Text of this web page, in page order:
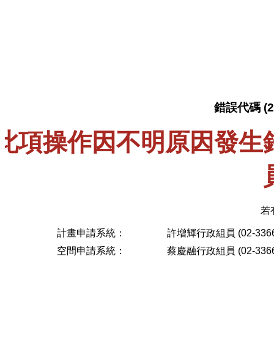
錯誤代碼
項操作因不明原因發
若
計畫申請系統：
許增輝行政組員 (02-
空間申請系統：
蔡慶融行政組員 (02-